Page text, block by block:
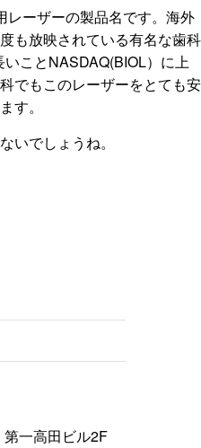
ーザーの製品名です。海外
も放映されている有名な歯科
ことNASDAQ(BIOL）に上
でもこのレーザーをとても安
す。
いでしょうね。
一高田ビル2F